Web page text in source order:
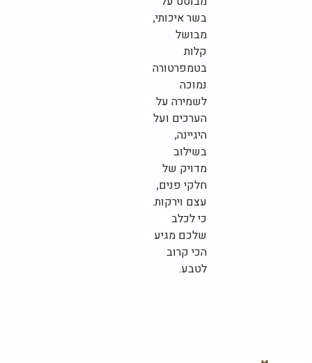
בשר איכותי,
מבושל
קלות
בטמפרטורה
נמוכה
לשמירה על
הערכים ועל
היגיינה,
בשילוב
מדויק של
חלקי פנים,
עצם וירקות.
כי לכלב
שלכם מגיע
הכי קרוב
לטבע.